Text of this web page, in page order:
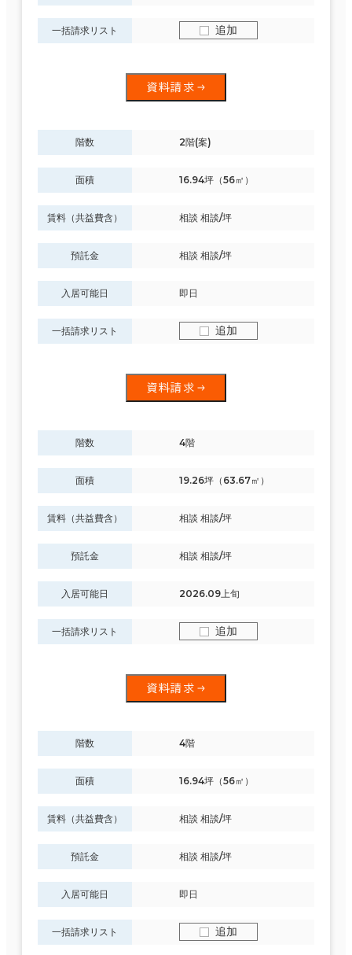
一括請求リスト 追加
資料請求
階数 2階(案)
面積 16.94坪（56㎡）
賃料（共益費含） 相談 相談/坪
預託金 相談 相談/坪
入居可能日 即日
一括請求リスト 追加
資料請求
階数 4階
面積 19.26坪（63.67㎡）
賃料（共益費含） 相談 相談/坪
預託金 相談 相談/坪
入居可能日 2026.09上旬
一括請求リスト 追加
資料請求
階数 4階
面積 16.94坪（56㎡）
賃料（共益費含） 相談 相談/坪
預託金 相談 相談/坪
入居可能日 即日
一括請求リスト 追加